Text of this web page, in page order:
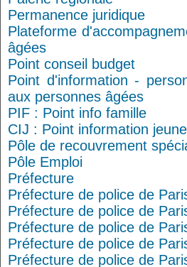
Permanence juridique
Plateforme
âgées
Point conseil budget
Point d'information -
aux personnes âgées
PIF : Point info famille
CIJ : Point information
Pôle de recouvrement
Pôle Emploi
Préfecture
Préfecture de police de
Préfecture de police de
Préfecture de police de
Préfecture de police de
Préfecture de police de